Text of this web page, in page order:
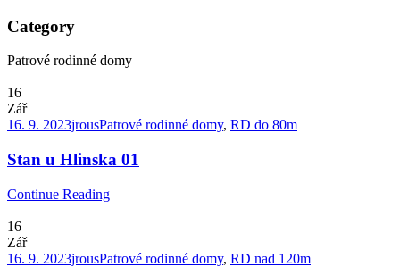
Category
Patrové rodinné domy
16
Zář
16. 9. 2023jrousPatrové rodinné domy, RD do 80m
Stan u Hlinska 01
Continue Reading
16
Zář
16. 9. 2023jrousPatrové rodinné domy, RD nad 120m